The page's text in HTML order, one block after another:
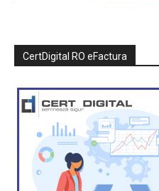
CertDigital RO eFactura